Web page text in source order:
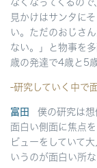
なくなってくるの
見かけはサンタに
い。ただのおじさ
ない。」と物事を
歳の発達で4歳と5
-研究していく中で
富田
僕の研究は想
面白い側面に焦点
ビューをしていて
いうのが面白い所な